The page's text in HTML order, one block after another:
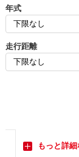
年式
走行距離
もっと詳